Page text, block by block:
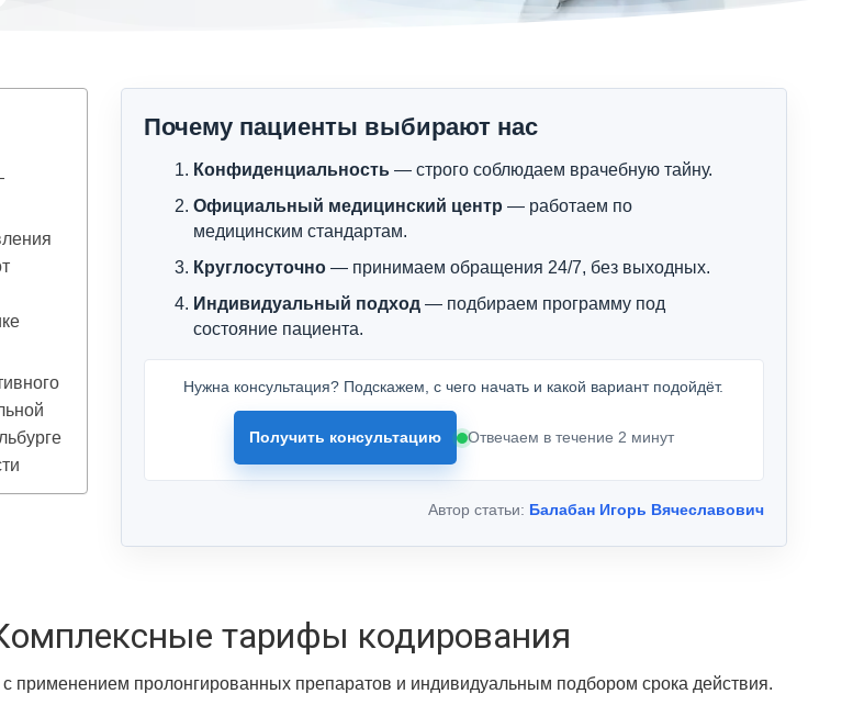
Почему пациенты выбирают нас
Конфиденциальность— строго соблюдаем врачебную тайну.
Официальный медицинский центр — работаем по
медицинским стандартам.
Круглосуточно— принимаем обращения 24/7, без выходных.
Индивидуальный подход— подбираем программу под
состояние пациента.
Нужна консультация? Подскажем, с чего начать и какой вариант подойдёт.
Получить консультацию Отвечаем в течение 2 минут
Автор статьи: Балабан Игорь Вячеславович
тарифы кодирования
применением пролонгированных препаратов и индивидуальным подбором срока действия.